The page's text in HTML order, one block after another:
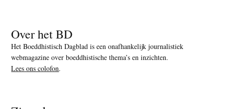
Over het BD
Het Boeddhistisch Dagblad is een onafhankelijk journalistiek
webmagazine over boeddhistische thema’s en inzichten.
Lees ons colofon.